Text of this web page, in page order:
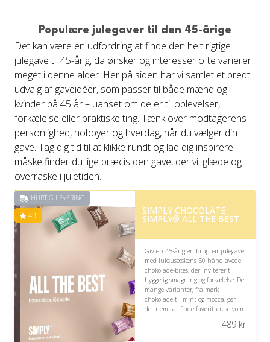
Populære julegaver til den 45-årige
Det kan være en udfordring at finde den helt rigtige
julegave til 45-årig, da ønsker og interesser ofte varierer
meget i denne alder. Her på siden har vi samlet et bredt
udvalg af gaveidéer, som passer til både mænd og
kvinder på 45 år – uanset om de er til oplevelser,
forkælelse eller praktiske ting. Tænk over modtagerens
personlighed, hobbyer og hverdag, når du vælger din
gave. Tag dig tid til at klikke rundt og lad dig inspirere –
måske finder du lige præcis den gave, der vil glæde og
overraske i juletiden.
HURTIG LEVERING
4.1 SIMPLY CHOCOLATE
SIMPLY® ALL THE BEST
Giv en 45-årig en brugbar julegave
med luksusæskens 50 håndlavede
chokolade-bites, der inviterer til
hyggelig smagning og forkælelse. De
mange varianter, fra mørk
chokolade til mint og mocca, gør
det nemt at finde favoritter, selvom
nødvendigvis falder i personlig489kr